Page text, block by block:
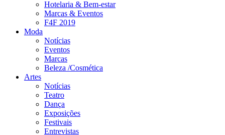
Hotelaria & Bem-estar
Marcas & Eventos
F4F 2019
Moda
Notícias
Eventos
Marcas
Beleza /Cosmética
Artes
Notícias
Teatro
Dança
Exposições
Festivais
Entrevistas